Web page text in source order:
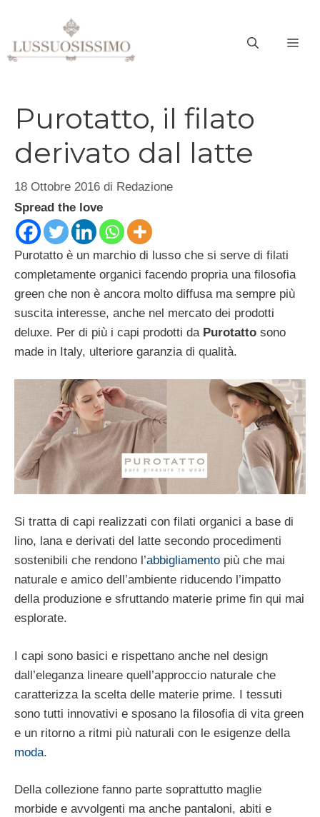
contenuto
Purotatto, il filato
derivato dal latte
18 Ottobre 2016 di Redazione
Spread the love
Purotatto è un marchio di lusso che si serve di filati
completamente organici facendo propria una filosofia
green che non è ancora molto diffusa ma sempre più
suscita interesse, anche nel mercato dei prodotti
deluxe. Per di più i capi prodotti da Purotatto sono
made in Italy, ulteriore garanzia di qualità.
Si tratta di capi realizzati con filati organici a base di
lino, lana e derivati del latte secondo procedimenti
sostenibili che rendono l’abbigliamento più che mai
naturale e amico dell’ambiente riducendo l’impatto
della produzione e sfruttando materie prime fin qui mai
esplorate.
I capi sono basici e rispettano anche nel design
dall’eleganza lineare quell’approccio naturale che
caratterizza la scelta delle materie prime. I tessuti
sono tutti innovativi e sposano la filosofia di vita green
e un ritorno a ritmi più naturali con le esigenze della
moda.
Della collezione fanno parte soprattutto maglie
morbide e avvolgenti ma anche pantaloni, abiti e